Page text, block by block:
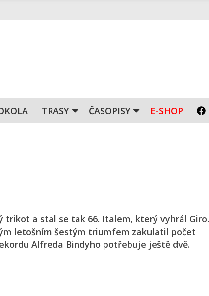
TRASY ČASOPISY E-SHOP
trikot a stal se tak 66. Italem, který vyhrál Giro.
letošním šestým triumfem zakulatil počet
Alfreda Bindyho potřebuje ještě dvě.